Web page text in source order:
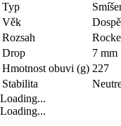
Typ
Věk
Rozsah
Drop
7 mm
Hmotnost obuvi (g) 227
Stabilita
Loading...
Loading...